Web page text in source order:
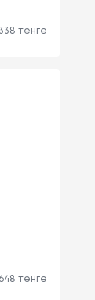
тенге
тенге